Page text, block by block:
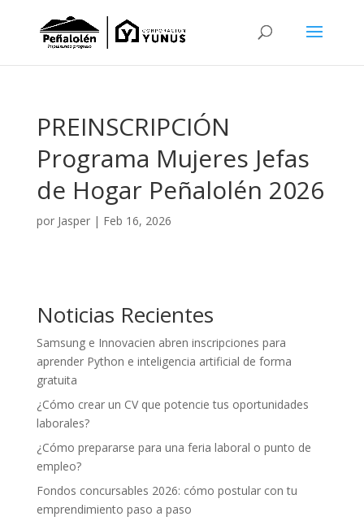
PREINSCRIPCIÓN
Programa Mujeres Jefas
de Hogar Peñalolén 2026
por Jasper| Feb 16, 2026
Noticias Recientes
Samsung e Innovacien abren inscripciones para
aprender Python e inteligencia artificial de forma
gratuita
¿Cómo crear un CV que potencie tus oportunidades
laborales?
¿Cómo prepararse para una feria laboral o punto de
empleo?
Fondos concursables 2026: cómo postular con tu
emprendimiento paso a paso